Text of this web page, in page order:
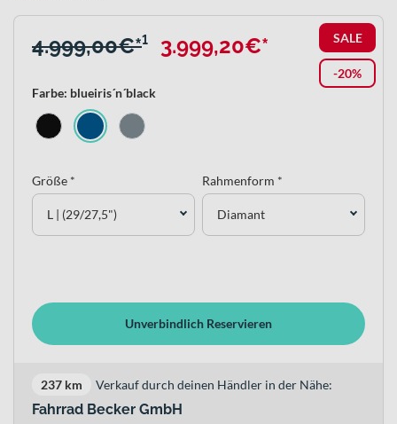
SALE
-20%
4.999,00€*¹ 3.999,20€*
Farbe: blueiris´n´black
Größe *
L | (29/27,5")
Rahmenform *
Diamant
Unverbindlich Reservieren
237 km Verkauf durch deinen Händler in der Nähe:
Fahrrad Becker GmbH